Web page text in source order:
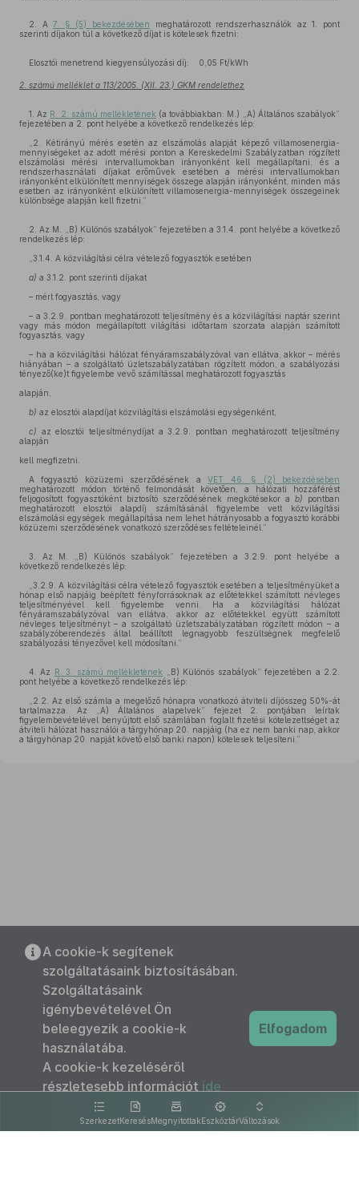
2. A7. § (5) bekezdésében meghatározott rendszerhasználók az 1. pont
szerinti díjakon túl a következő díjat is kötelesek fizetni:
Elosztói menetrend kiegyensúlyozási díj: 0,05 Ft/kWh
2. számú melléklet a 113/2005. (XII. 23.) GKM rendelethez
1. Az R. 2. számú mellékletének (a továbbiakban: M.) „A) Általános szabályok”
fejezetében a 2. pont helyébe a következő rendelkezés lép:
„2. Kétirányú mérés esetén az elszámolás alapját képező villamosenergia-
mennyiségeket az adott mérési ponton a Kereskedelmi Szabályzatban rögzített
elszámolási mérési intervallumokban irányonként kell megállapítani, és a
rendszerhasználati díjakat erőművek esetében a mérési intervallumokban
irányonként elkülönített mennyiségek összege alapján irányonként, minden más
esetben az irányonként elkülönített villamosenergia-mennyiségek összegeinek
különbsége alapján kell fizetni.”
2. Az M. „B) Különös szabályok” fejezetében a 3.1.4. pont helyébe a következő
rendelkezés lép:
„3.1.4. A közvilágítási célra vételező fogyasztók esetében
a) a 3.1.2. pont szerinti díjakat
– mért fogyasztás, vagy
– a 3.2.9. pontban meghatározott teljesítmény és a közvilágítási naptár szerint
vagy más módon megállapított világítási időtartam szorzata alapján számított
fogyasztás, vagy
– ha a közvilágítási hálózat fényáramszabályzóval van ellátva, akkor – mérés
hiányában – a szolgáltató üzletszabályzatában rögzített módon, a szabályozási
tényező(ke)t figyelembe vevő számítással meghatározott fogyasztás
alapján,
b) az elosztói alapdíjat közvilágítási elszámolási egységenként,
c) az elosztói teljesítménydíjat a 3.2.9. pontban meghatározott teljesítmény
alapján
kell megfizetni.
A fogyasztó közüzemi szerződésének aVET 46. § (2) bekezdésében
meghatározott módon történő felmondását követően, a hálózati hozzáférést
feljogosított fogyasztóként biztosító szerződésének megkötésekor a b) pontban
meghatározott elosztói alapdíj számításánál figyelembe vett közvilágítási
elszámolási egységek megállapítása nem lehet hátrányosabb a fogyasztó korábbi
közüzemi szerződésének vonatkozó szerződéses feltételeinél.”
3. Az M. „B) Különös szabályok” fejezetében a 3.2.9. pont helyébe a
következő rendelkezés lép:
„3.2.9. A közvilágítási célra vételező fogyasztók esetében a teljesítményüket a
hónap első napjáig beépített fényforrásoknak az előtétekkel számított névleges
teljesítményével kell figyelembe venni. Ha a közvilágítási hálózat
fényáramszabályzóval van ellátva, akkor az előtétekkel együtt számított
névleges teljesítményt – a szolgáltató üzletszabályzatában rögzített módon – a
szabályzóberendezés által beállított legnagyobb feszültségnek megfelelő
szabályozási tényezővel kell módosítani.”
4. Az R. 3. számú mellékletének
„B) Különös szabályok” fejezetében a 2.2.
pont helyébe a következő rendelkezés lép:
„2.2. Az első számla a megelőző hónapra vonatkozó átviteli díjösszeg 50%-át
tartalmazza. Az „A) Általános alapelvek” fejezet 2. pontjában leírtak
figyelembevételével benyújtott első számlában foglalt fizetési kötelezettséget az
átviteli hálózat használói a tárgyhónap 20. napjáig (ha ez nem banki nap, akkor
a tárgyhónap 20. napját követő első banki napon) kötelesek teljesíteni.”
SzerkezetKeresésMegnyitottakEszköztárVáltozások
A cookie-k segítenek
szolgáltatásaink biztosításában.
Szolgáltatásaink
igénybevételével Ön
beleegyezik a cookie-k
használatába.
A cookie-k kezeléséről
részletesebb információt ide
kattintva olvashat.
Elfogadom